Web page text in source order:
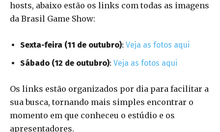
hosts, abaixo estão os links com todas as imagens
da Brasil Game Show:
Sexta-feira (11 de outubro): Veja as fotos aqui
Sábado (12 de outubro): Veja as fotos aqui
Os links estão organizados por dia para facilitar a
sua busca, tornando mais simples encontrar o
momento em que conheceu o estúdio e os
apresentadores.